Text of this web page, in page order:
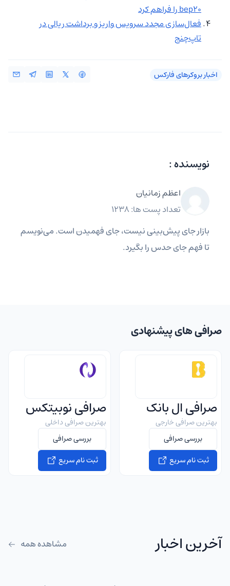
bep20 را فراهم کرد
فعال‌سازی مجدد سرویس واریز و برداشت ریالی در
تاپ‌چنج
اخبار بروکرهای فارکس
نویسنده :
اعظم زمانیان
تعداد پست ها: 1238
بازار جای پیش‌بینی نیست، جای فهمیدن است. می‌نویسم
تا فهم جای حدس را بگیرد.
صرافی های پیشنهادی
صرافی ال بانک
بهترین صرافی خارجی
بررسی صرافی
ثبت نام سریع
صرافی نوبیتکس
بهترین صرافی داخلی
بررسی صرافی
ثبت نام سریع
آخرین اخبار مشاهده همه